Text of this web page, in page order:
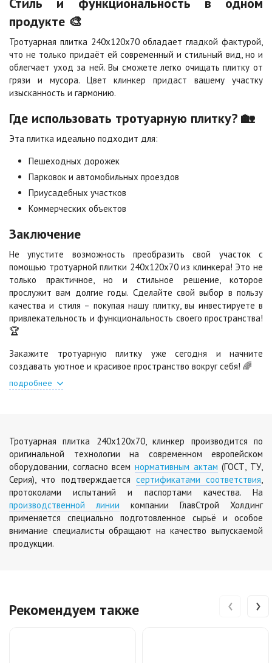
Сахара
Цена по запросу
Серая
Серо-белая
Цена по запросу
Сомон
Цена по запросу
Цена по запросу Цена по запросу
Стоун
Цена по запросу
Цена по запросу
Шафран
Цена по запросу
Янтарь
Цена по запросу
Яшма
продукте 🎨
Тротуарная плитка 240х120х70 обладает гладкой фактурой,
что не только придаёт ей современный и стильный вид, но и
облегчает уход за ней. Вы сможете легко очищать плитку от
грязи и мусора. Цвет клинкер придаст вашему участку
изысканность и гармонию.
Где использовать тротуарную плитку? 🏡
Эта плитка идеально подходит для:
Пешеходных дорожек
Парковок и автомобильных проездов
Приусадебных участков
Коммерческих объектов
Заключение
Не упустите возможность преобразить свой участок с
помощью тротуарной плитки 240х120х70 из клинкера! Это не
только практичное, но и стильное решение, которое
прослужит вам долгие годы. Сделайте свой выбор в пользу
качества и стиля – покупая нашу плитку, вы инвестируете в
привлекательность и функциональность своего пространства!
🏆
Закажите тротуарную плитку уже сегодня и начните
создавать уютное и красивое пространство вокруг себя! 🌈
подробнее
Тротуарная плитка 240х120х70, клинкер производится по
оригинальной технологии на современном европейском
оборудовании, согласно всем нормативным актам (ГОСТ, ТУ,
Серия), что подтверждается сертификатами соответствия
протоколами испытаний и паспортами качества. На
производственной линии компании ГлавСтрой Холдинг
применяется специально подготовленное сырьё и особое
внимание специалисты обращают на качество выпускаемой
продукции.
Рекомендуем также ‹ ›